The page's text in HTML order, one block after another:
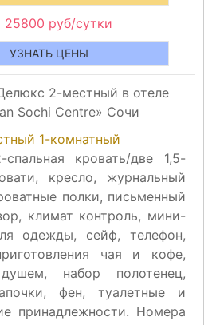
25800 руб/сутки
УЗНАТЬ ЦЕНЫ
1-комнатный
кровать/две 1,5-
кресло, журнальный
полки, письменный
климат контроль, мини-
одежды, сейф, телефон,
чая и кофе,
набор полотенец,
фен, туалетные и
принадлежности. Номера